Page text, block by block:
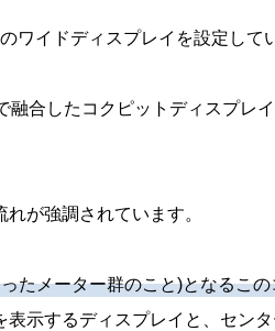
のワイドディスプレイを設定して
融合したコクピットディスプレ
が強調されています。
たメーター群のこと)となるこ
示するディスプレイと、セン